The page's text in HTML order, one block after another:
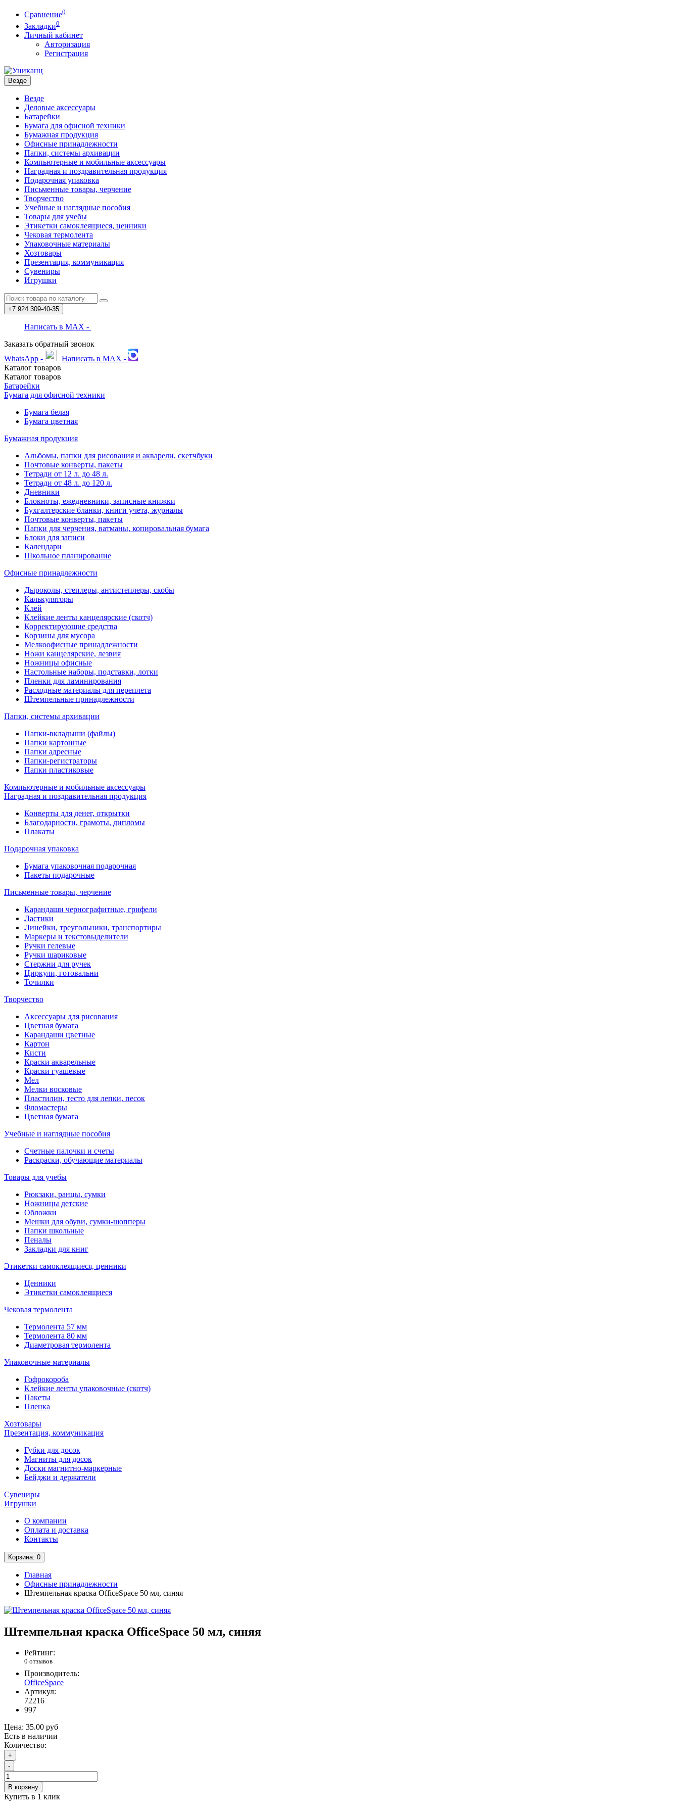
Сравнение0
Закладки0
Личный кабинет
Авторизация
Регистрация
Везде
Везде
Деловые аксессуары
Батарейки
Бумага для офисной техники
Бумажная продукция
Офисные принадлежности
Папки, системы архивации
Компьютерные и мобильные аксессуары
Наградная и поздравительная продукция
Подарочная упаковка
Письменные товары, черчение
Творчество
Учебные и наглядные пособия
Товары для учебы
Этикетки самоклеящиеся, ценники
Чековая термолента
Упаковочные материалы
Хозтовары
Презентация, коммуникация
Сувениры
Игрушки
+7 924 309-40-35
Написать в MAX -
Заказать обратный звонок
WhatsApp -
Написать в MAX -
Каталог товаров
Каталог товаров
Батарейки
Бумага для офисной техники
Бумага белая
Бумага цветная
Бумажная продукция
Альбомы, папки для рисования и акварели, скетчбуки
Почтовые конверты, пакеты
Тетради от 12 л. до 48 л.
Тетради от 48 л. до 120 л.
Дневники
Блокноты, ежедневники, записные книжки
Бухгалтерские бланки, книги учета, журналы
Почтовые конверты, пакеты
Папки для черчения, ватманы, копировальная бумага
Блоки для записи
Календари
Школьное планирование
Офисные принадлежности
Дыроколы, степлеры, антистеплеры, скобы
Калькуляторы
Клей
Клейкие ленты канцелярские (скотч)
Корректирующие средства
Корзины для мусора
Мелкоофисные принадлежности
Ножи канцелярские, лезвия
Ножницы офисные
Настольные наборы, подставки, лотки
Пленки для ламинирования
Расходные материалы для переплета
Штемпельные принадлежности
Папки, системы архивации
Папки-вкладыши (файлы)
Папки картонные
Папки адресные
Папки-регистраторы
Папки пластиковые
Компьютерные и мобильные аксессуары
Наградная и поздравительная продукция
Конверты для денег, открытки
Благодарности, грамоты, дипломы
Плакаты
Подарочная упаковка
Бумага упаковочная подарочная
Пакеты подарочные
Письменные товары, черчение
Карандаши чернографитные, грифели
Ластики
Линейки, треугольники, транспортиры
Маркеры и текстовыделители
Ручки гелевые
Ручки шариковые
Стержни для ручек
Циркули, готовальни
Точилки
Творчество
Аксессуары для рисования
Цветная бумага
Карандаши цветные
Картон
Кисти
Краски акварельные
Краски гуашевые
Мел
Мелки восковые
Пластилин, тесто для лепки, песок
Фломастеры
Цветная бумага
Учебные и наглядные пособия
Счетные палочки и счеты
Раскраски, обучающие материалы
Товары для учебы
Рюкзаки, ранцы, сумки
Ножницы детские
Обложки
Мешки для обуви, сумки-шопперы
Папки школьные
Пеналы
Закладки для книг
Этикетки самоклеящиеся, ценники
Ценники
Этикетки самоклеящиеся
Чековая термолента
Термолента 57 мм
Термолента 80 мм
Диаметровая термолента
Упаковочные материалы
Гофрокороба
Клейкие ленты упаковочные (скотч)
Пакеты
Пленка
Хозтовары
Презентация, коммуникация
Губки для досок
Магниты для досок
Доски магнитно-маркерные
Бейджи и держатели
Сувениры
Игрушки
О компании
Оплата и доставка
Контакты
Корзина: 0
Главная
Офисные принадлежности
Штемпельная краска OfficeSpace 50 мл, синяя
Штемпельная краска OfficeSpace 50 мл, синяя
Рейтинг:
0 отзывов
Производитель:
OfficeSpace
Артикул:
72216
997
Цена: 35.00 руб
Есть в наличии
Количество:
+
-
В корзину
Купить в 1 клик